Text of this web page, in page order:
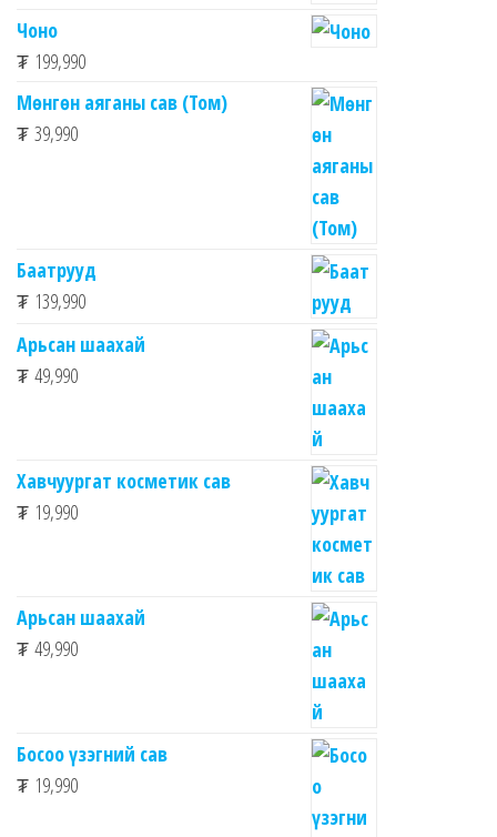
Чоно
₮ 199,990
Мөнгөн аяганы сав (Том)
₮ 39,990
Баатрууд
₮ 139,990
Арьсан шаахай
₮ 49,990
Хавчуургат косметик сав
₮ 19,990
Арьсан шаахай
₮ 49,990
Босоо үзэгний сав
₮ 19,990